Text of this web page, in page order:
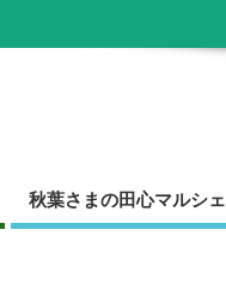
秋葉さまの田心マルシェ